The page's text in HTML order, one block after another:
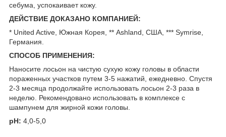
себума, успокаивает кожу.
ДЕЙСТВИЕ ДОКАЗАНО КОМПАНИЕЙ:
* United Active, Южная Корея, ** Ashland, США, *** Symrise,
Германия.
СПОСОБ ПРИМЕНЕНИЯ:
Наносите лосьон на чистую сухую кожу головы в области
пораженных участков путем 3-5 нажатий, ежедневно. Спустя
2-3 месяца продолжайте использовать лосьон 2-3 раза в
неделю. Рекомендовано использовать в комплексе с
шампунем для жирной кожи головы.
pH: 4,0-5,0